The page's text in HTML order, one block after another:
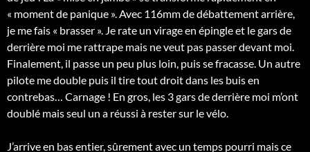
« moment de panique ». Avec 116mm de débattement arrière,
je me fais « brasser ». Je rate un virage en épingle et le gars de
derrière moi me rattrape mais ne veut pas passer devant moi.
Finalement, il passe un peu plus loin, puis se fracasse. Un autre
pilote me double puis il tire tout droit dans les buis en
contrebas… Carnage ! En gros, les 3 gars de derrière moi m’ont
doublé mais seul un a réussi à rester sur le vélo.
J’arrive en bas entier, sûrement avec un temps pourri mais ce